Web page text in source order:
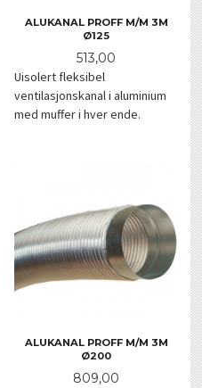
ALUKANAL PROFF M/M 3M
Ø125
Pris
513,00
Uisolert fleksibel
ventilasjonskanal i aluminium
med muffer i hver ende.
ALUKANAL PROFF M/M 3M
Ø200
Pris
809,00